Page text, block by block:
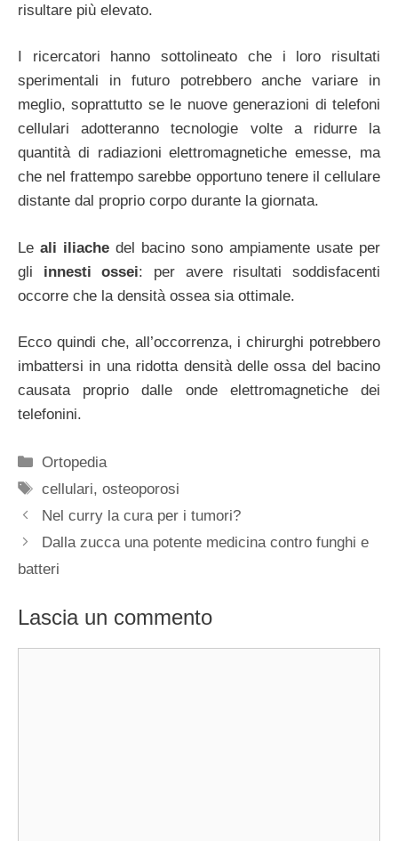
risultare più elevato.
I ricercatori hanno sottolineato che i loro risultati
sperimentali in futuro potrebbero anche variare in
meglio, soprattutto se le nuove generazioni di telefoni
cellulari adotteranno tecnologie volte a ridurre la
quantità di radiazioni elettromagnetiche emesse, ma
che nel frattempo sarebbe opportuno tenere il cellulare
distante dal proprio corpo durante la giornata.
Le ali iliache del bacino sono ampiamente usate per
gli innesti ossei: per avere risultati soddisfacenti
occorre che la densità ossea sia ottimale.
Ecco quindi che, all’occorrenza, i chirurghi potrebbero
imbattersi in una ridotta densità delle ossa del bacino
causata proprio dalle onde elettromagnetiche dei
telefonini.
Categorie
Ortopedia
Tag
cellulari,osteoporosi
Nel curry la cura per i tumori?
Dalla zucca una potente medicina contro funghi e
batteri
Lascia un commento